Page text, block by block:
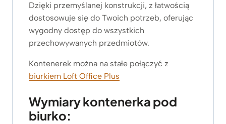
Dzięki przemyślanej konstrukcji, z łatwością
dostosowuje się do Twoich potrzeb, oferując
wygodny dostęp do wszystkich
przechowywanych przedmiotów.
Kontenerek można na stałe połączyć z
biurkiem Loft Office Plus
Wymiary kontenerka pod
biurko: